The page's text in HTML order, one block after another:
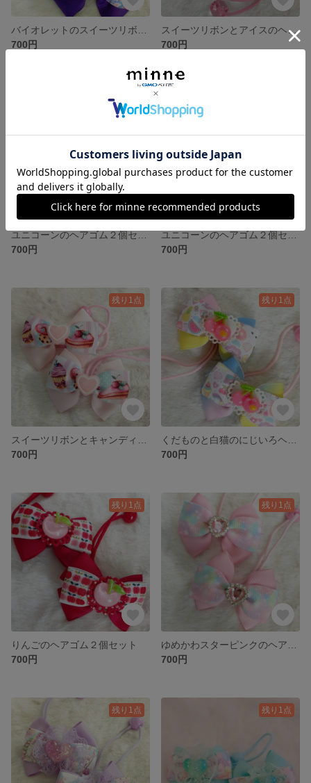
700円
スイーツリボンとアイスのヘアゴム２個セット
700円
700円
700円
残り1点
700円
残り1点
700円
残り1点
りんごのヘアゴム２個セット
700円
残り1点
700円
残り1点 残り1点